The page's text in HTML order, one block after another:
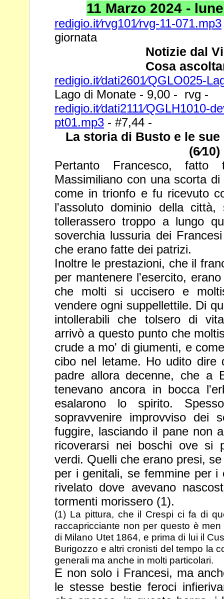
11 Marzo 2024 -
redigio.it⁄rvg101⁄rvg-11-071.mp3
giornata
Notizie dal
Cosa
redigio.it⁄dati2601⁄QGLO025-
Lago di Monate - 9,00 - rvg -
redigio.it⁄dati2111⁄QGLH1010-
pt01.mp3 - #7,44 -
La storia di Busto e le
(6⁄10)
Pertanto Francesco, fatto
Massimiliano con una scorta
come in trionfo e fu ricevuto
l'assoluto dominio della
tollerassero troppo a lungo
soverchia lussuria dei
che erano fatte dei patrizi.
Inoltre le prestazioni, che il
per mantenere l'esercito,
che molti si uccisero e
vendere ogni suppellettile. Di
intollerabili che tolsero di
arrivò a questo punto che
crude a mo' di giumenti, e
cibo nel letame. Ho udito dire
padre allora decenne, che a
tenevano ancora in bocca
esalarono lo spirito.
sopravvenire improvviso dei
fuggire, lasciando il pane non
ricoverarsi nei boschi ove si
verdi. Quelli che erano presi,
per i genitali, se femmine per i
rivelato dove avevano
tormenti morissero (1).
(1) La pittura, che il Crespi ci fa di
raccapricciante non per questo è
di Milano Utet 1864, e prima di lui il
Burigozzo ealtri cronisti del tempo la
generali ma anche in molti particolari.
E non solo i Francesi, ma
le stesse bestie feroci